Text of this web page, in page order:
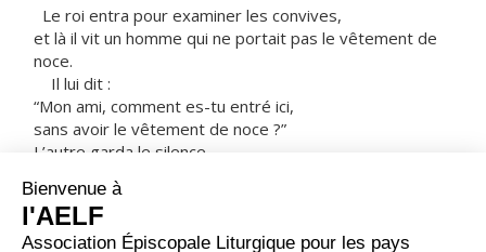
Le roi entra pour examiner les convives,
et là il vit un homme qui ne portait pas le vêtement de
noce.
Il lui dit :
“Mon ami, comment es-tu entré ici,
sans avoir le vêtement de noce ?”
L’autre garda le silence.
“Jetez-le, pieds et poings liés,
dans les ténèbres du dehors ;
là, il y aura des pleurs et des grincements de dents.”